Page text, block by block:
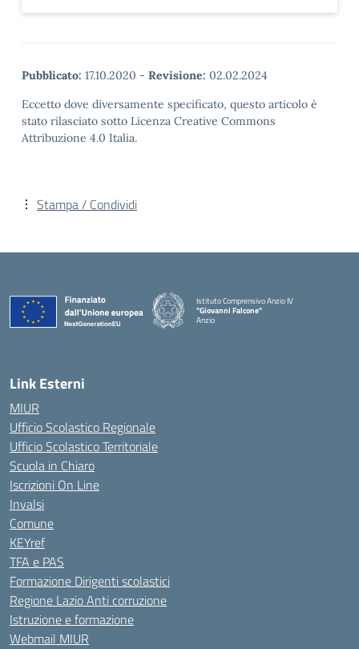
Pubblicato: 17.10.2020 - Revisione: 02.02.2024
Eccetto dove diversamente specificato, questo articolo è
stato rilasciato sotto Licenza Creative Commons
Attribuzione 4.0 Italia.
Stampa / Condividi
Istituto Comprensivo Anzio IV
"Giovanni Falcone"
Anzio
Link Esterni
MIUR
Ufficio Scolastico Regionale
Ufficio Scolastico Territoriale
Scuola in Chiaro
Iscrizioni On Line
Invalsi
Comune
KEYref
TFA e PAS
Formazione Dirigenti scolastici
Regione Lazio Anti corruzione
Istruzione e formazione
Webmail MIUR